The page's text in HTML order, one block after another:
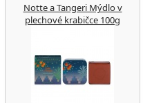
Notte a Tangeri Mýdlo v
plechové krabičce 100g